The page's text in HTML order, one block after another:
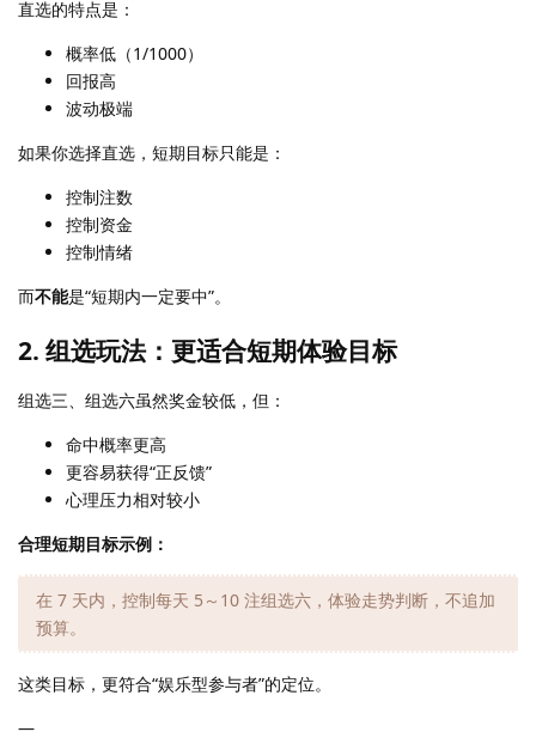
直选的特点是：
概率低（1/1000）
回报高
波动极端
如果你选择直选，短期目标只能是：
控制注数
控制资金
控制情绪
而不能是“短期内一定要中”。
2. 组选玩法：更适合短期体验目标
组选三、组选六虽然奖金较低，但：
命中概率更高
更容易获得“正反馈”
心理压力相对较小
合理短期目标示例：
在 7 天内，控制每天 5～10 注组选六，体验走势判断，不追加
预算。
这类目标，更符合“娱乐型参与者”的定位。
—